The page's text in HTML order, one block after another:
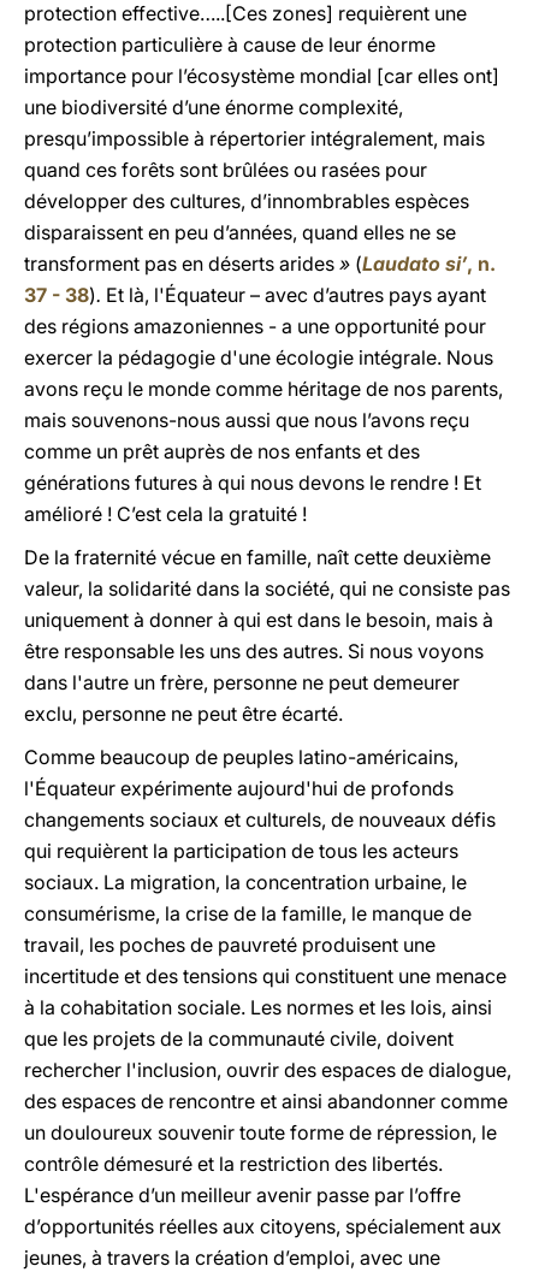
protection effective…..[Ces zones] requièrent une
protection particulière à cause de leur énorme
importance pour l’écosystème mondial [car elles ont]
une biodiversité d’une énorme complexité,
presqu’impossible à répertorier intégralement, mais
quand ces forêts sont brûlées ou rasées pour
développer des cultures, d’innombrables espèces
disparaissent en peu d’années, quand elles ne se
transforment pas en déserts arides » (Laudato si’, n.
37 - 38). Et là, l'Équateur – avec d’autres pays ayant
des régions amazoniennes - a une opportunité pour
exercer la pédagogie d'une écologie intégrale. Nous
avons reçu le monde comme héritage de nos parents,
mais souvenons-nous aussi que nous l’avons reçu
comme un prêt auprès de nos enfants et des
générations futures à qui nous devons le rendre ! Et
amélioré ! C’est cela la gratuité !
De la fraternité vécue en famille, naît cette deuxième
valeur, la solidarité dans la société, qui ne consiste pas
uniquement à donner à qui est dans le besoin, mais à
être responsable les uns des autres. Si nous voyons
dans l'autre un frère, personne ne peut demeurer
exclu, personne ne peut être écarté.
Comme beaucoup de peuples latino-américains,
l'Équateur expérimente aujourd'hui de profonds
changements sociaux et culturels, de nouveaux défis
qui requièrent la participation de tous les acteurs
sociaux. La migration, la concentration urbaine, le
consumérisme, la crise de la famille, le manque de
travail, les poches de pauvreté produisent une
incertitude et des tensions qui constituent une menace
à la cohabitation sociale. Les normes et les lois, ainsi
que les projets de la communauté civile, doivent
rechercher l'inclusion, ouvrir des espaces de dialogue,
des espaces de rencontre et ainsi abandonner comme
un douloureux souvenir toute forme de répression, le
contrôle démesuré et la restriction des libertés.
L'espérance d’un meilleur avenir passe par l’offre
d’opportunités réelles aux citoyens, spécialement aux
jeunes, à travers la création d’emploi, avec une